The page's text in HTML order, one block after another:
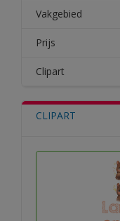
Vakgebied
Prijs
Clipart
CLIPART